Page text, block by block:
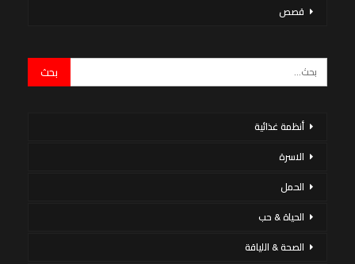
قصص
أنظمة غذائية
الاسرة
الحمل
الحياة & حب
الصحة & اللياقة